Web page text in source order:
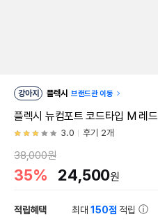
강아지 플렉시 브랜드관 이동
플렉시 뉴컴포트 코드타입 M 레드
3.0 후기 2개
38,000원
35% 24,500원
적립혜택 최대150점 적립